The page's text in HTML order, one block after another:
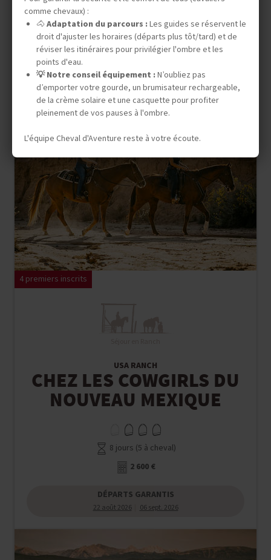
5 jours (4 à cheval)
1 795 €
En famille à partir de 16 ans
4 premiers inscrits
USA RANCH
CHEZ LES COWGIRLS DU
NOUVEAU MEXIQUE
8 jours (5 à cheval)
2 600 €
DÉPARTS GARANTIS
22 août 2026 06 sept. 2026
comme chevaux) :
🐴 Adaptation du parcours :Les guides se réservent le
droit d'ajuster les horaires (départs plus tôt/tard) et de
réviser les itinéraires pour privilégier l'ombre et les
points d'eau.
💡 Notre conseil équipement :N’oubliez pas
d’emporter votre gourde, un brumisateur rechargeable,
de la crème solaire et une casquette pour profiter
pleinement de vos pauses à l'ombre.
L'équipe Cheval d'Aventure reste à votre écoute.